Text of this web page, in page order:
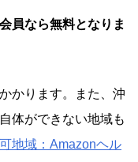
員なら無料となりま
かります。また、沖
体ができない地域も
地域：Amazonヘル